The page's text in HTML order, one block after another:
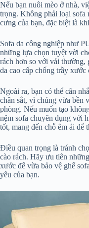
Nếu bạn nuôi mèo ở nhà,
trọng. Không phải loại sofa
cưng của bạn, đặc biệt là
Sofa da công nghiệp như
những lựa chọn tuyệt vời
rách hơn so với vải thường,
da cao cấp chống trầy
Ngoài ra, bạn có thể cân
chân sắt, vì chúng vừa bền
phòng. Nếu muốn tạo
nệm sofa chuyên dụng với
tốt, mang đến chỗ êm ái để
Điều quan trọng là tránh
cào rách. Hãy ưu tiên
xước để vừa bảo vệ ghế
yêu của bạn.